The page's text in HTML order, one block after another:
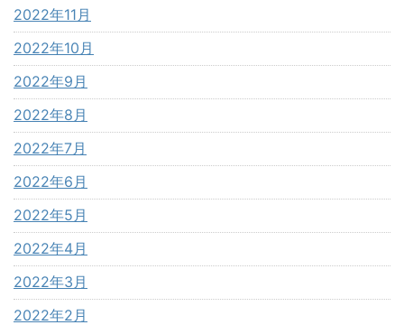
2022年11月
2022年10月
2022年9月
2022年8月
2022年7月
2022年6月
2022年5月
2022年4月
2022年3月
2022年2月